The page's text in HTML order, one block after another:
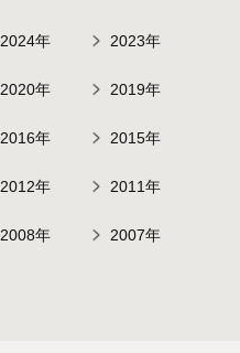
2024年 2023年
2020年 2019年
2016年 2015年
2012年 2011年
2008年 2007年